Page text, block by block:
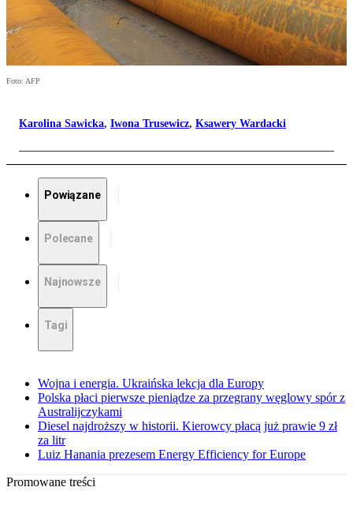
Foto: AFP
Karolina Sawicka, Iwona Trusewicz, Ksawery Wardacki
Powiązane
Polecane
Najnowsze
Tagi
Wojna i energia. Ukraińska lekcja dla Europy
Polska płaci pierwsze pieniądze za przegrany węglowy spór z
Australijczykami
Diesel najdroższy w historii. Kierowcy płacą już prawie 9 zł
za litr
Luiz Hanania prezesem Energy Efficiency for Europe
Promowane treści